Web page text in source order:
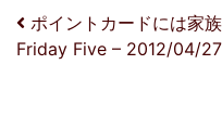
投稿ナビゲ
ポイントカードには家
Friday Five – 2012/04/